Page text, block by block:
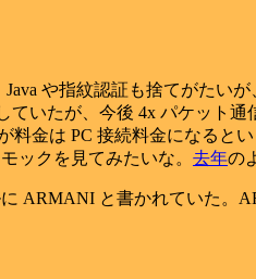
Java や指紋認証も捨てがたい
いたが、今後 4x パケット通
料金は PC 接続料金になる
ックを見てみたいな。 去年の
ARMANI と書かれていた。